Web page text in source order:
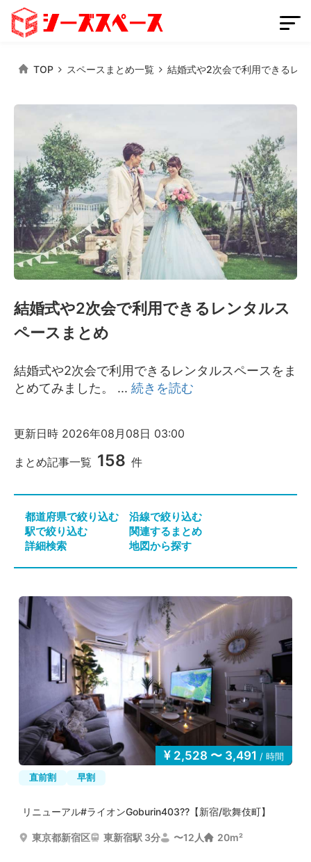
会員登録
ログイン
スペースをさがす
条件から探す
都道府県から探す
シーズスペースについて
プライバシーポリシー
利用規約
特定商取引法
TOP スペースまとめ一覧 結婚式や2次会で利用できるレ
結婚式や2次会で利用できるレンタルス
ペースまとめ
結婚式や2次会で利用できるレンタルスペースをま
とめてみました。 ... 続きを読む
まとめ記事一覧 158 件
更新日時 2026年08月08日 03:00
都道府県で絞り込む
沿線で絞り込む
駅で絞り込む
関連するまとめ
詳細検索
地図から探す
2,528 〜 3,491 / 時間
直前割
早割
リニューアル#ライオンGoburin403??【新宿/歌舞伎町】
東京都新宿区 東新宿駅 3分 〜12人 20m²